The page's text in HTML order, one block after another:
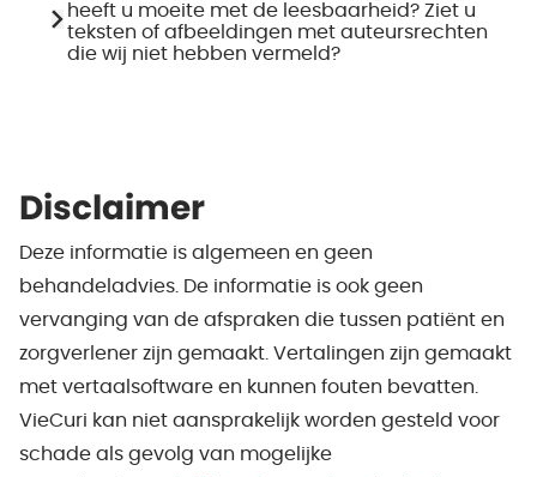
heeft u moeite met de leesbaarheid? Ziet u
teksten of afbeeldingen met auteursrechten
die wij niet hebben vermeld?
Disclaimer
Deze informatie is algemeen en geen
behandeladvies. De informatie is ook geen
vervanging van de afspraken die tussen patiënt en
zorgverlener zijn gemaakt. Vertalingen zijn gemaakt
met vertaalsoftware en kunnen fouten bevatten.
VieCuri kan niet aansprakelijk worden gesteld voor
schade als gevolg van mogelijke